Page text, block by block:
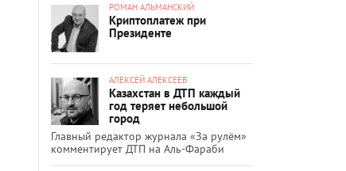
РОМАН АЛЬМАНСКИЙ
Криптоплатеж при
Президенте
АЛЕКСЕЙ АЛЕКСЕЕВ
Казахстан в ДТП каждый
год теряет небольшой
город
Главный редактор журнала «За рулём»
комментирует ДТП на Аль-Фараби